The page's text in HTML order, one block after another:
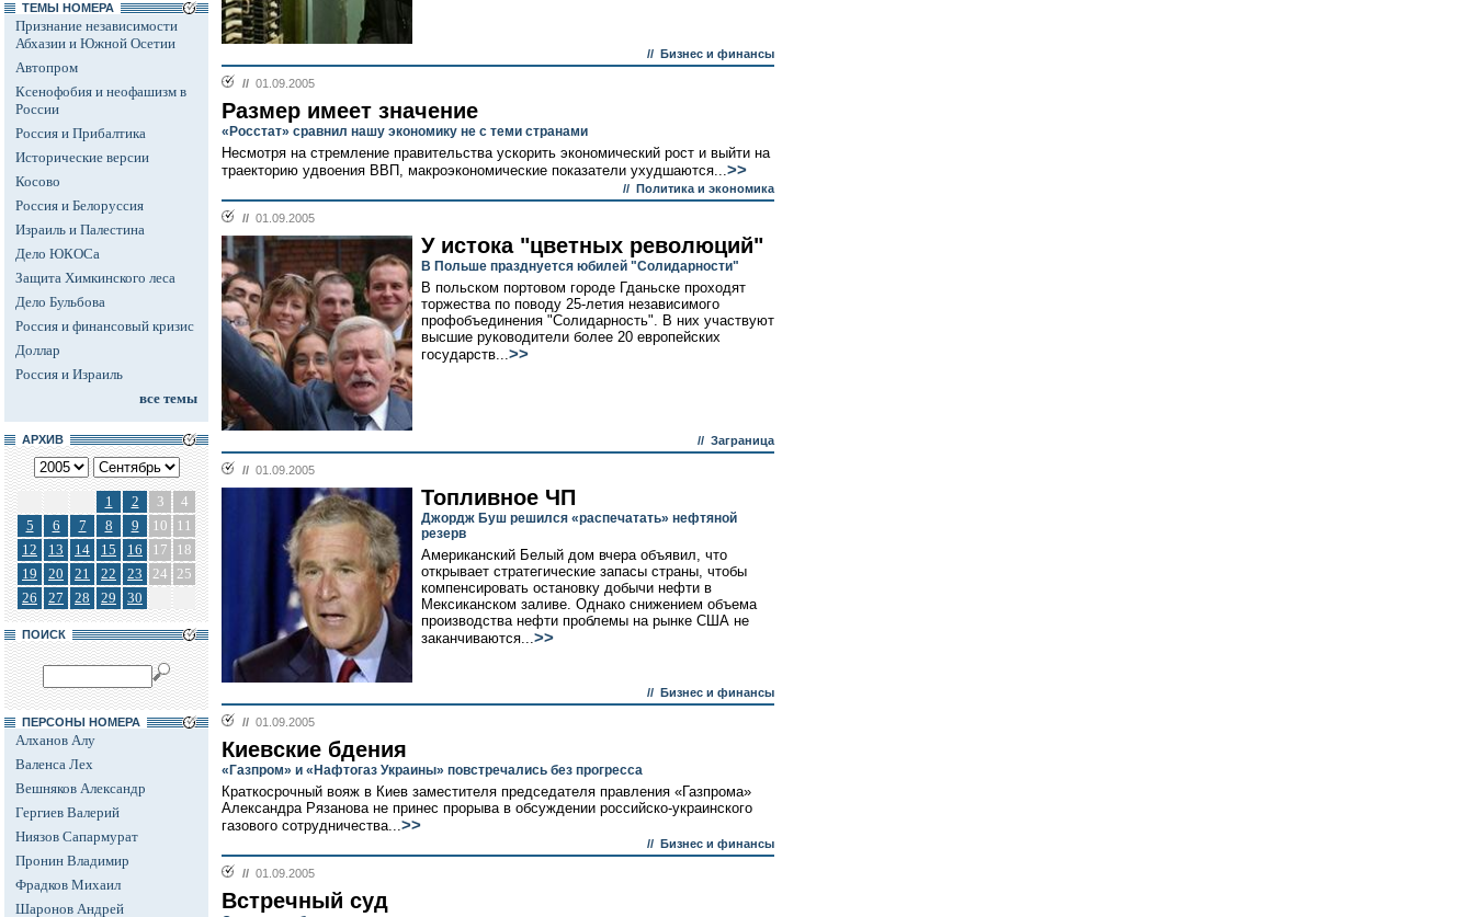
ТЕМЫ НОМЕРА
Признание независимости
Абхазии и Южной Осетии
Автопром
Ксенофобия и неофашизм в
России
Россия и Прибалтика
Исторические версии
Косово
Россия и Белоруссия
Израиль и Палестина
Дело ЮКОСа
Защита Химкинского леса
Дело Бульбова
Россия и финансовый кризис
Доллар
Россия и Израиль
все темы
АРХИВ
1 2 3
4
5
6 7 8 9 10
11
12
13 14 15 16 17
18
19
20 21 22 23 24 25
26
27 28 29 30
ПОИСК
ПЕРСОНЫ НОМЕРА
Алханов Алу
Валенса Лех
Вешняков Александр
Гергиев Валерий
Ниязов Сапармурат
Пронин Владимир
Фрадков Михаил
Шаронов Андрей
// Бизнес и финансы
// 01.09.2005
Размер имеет значение
«Росстат» сравнил нашу экономику не с теми странами
Несмотря на стремление правительства ускорить экономический рост и выйти на
траекторию удвоения ВВП, макроэкономические показатели ухудшаются...>>
// Политика и экономика
// 01.09.2005
У истока "цветных революций"
В Польше празднуется юбилей "Солидарности"
В польском портовом городе Гданьске проходят
торжества по поводу 25-летия независимого
профобъединения "Солидарность". В них участвуют
высшие руководители более 20 европейских
государств...>>
// Заграница
// 01.09.2005
Топливное ЧП
Джордж Буш решился «распечатать» нефтяной
резерв
Американский Белый дом вчера объявил, что
открывает стратегические запасы страны, чтобы
компенсировать остановку добычи нефти в
Мексиканском заливе. Однако снижением объема
производства нефти проблемы на рынке США не
заканчиваются...>>
// Бизнес и финансы
// 01.09.2005
Киевские бдения
«Газпром» и «Нафтогаз Украины» повстречались без прогресса
Краткосрочный вояж в Киев заместителя председателя правления «Газпрома»
Александра Рязанова не принес прорыва в обсуждении российско-украинского
газового сотрудничества...>>
// Бизнес и финансы
// 01.09.2005
Встречный суд